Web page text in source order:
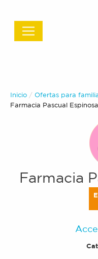
Inicio Ofertas para
Actual:
Farmacia Pascual Espinosa
Farmacia